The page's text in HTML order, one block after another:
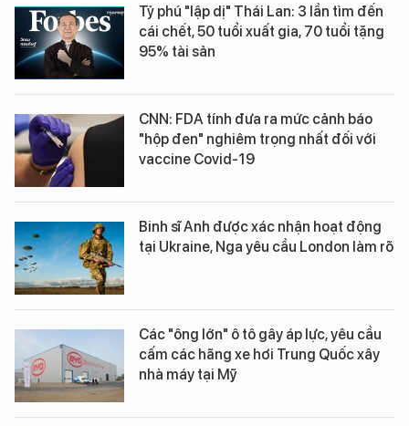
Tỷ phú "lập dị" Thái Lan: 3 lần tìm đến
cái chết, 50 tuổi xuất gia, 70 tuổi tặng
95% tài sản
CNN: FDA tính đưa ra mức cảnh báo
"hộp đen" nghiêm trọng nhất đối với
vaccine Covid-19
Binh sĩ Anh được xác nhận hoạt động
tại Ukraine, Nga yêu cầu London làm rõ
Các "ông lớn" ô tô gây áp lực, yêu cầu
cấm các hãng xe hơi Trung Quốc xây
nhà máy tại Mỹ